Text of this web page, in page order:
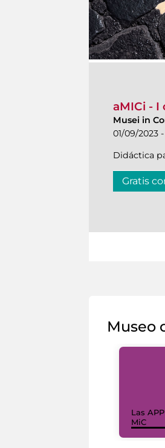
aMICi -
Musei in
01/09/2023 -
Didáctica
Gratis
Museo
Las
MiC